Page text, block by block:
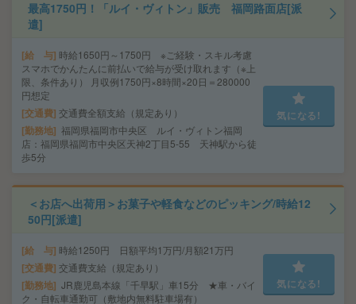
最高1750円！「ルイ・ヴィトン」販売 福岡路面店[派
遣]
給 与 時給1650円～1750円 ※ご経験・スキル考慮
スマホでかんたんに前払いで給与が受け取れます（※上
限、条件あり） 月収例1750円×8時間×20日＝280000
円想定
交通費 交通費全額支給（規定あり）
勤務地 福岡県福岡市中央区 ルイ・ヴィトン福岡
店：福岡県福岡市中央区天神2丁目5-55 天神駅から徒
歩5分
気になる!
＜お店へ出荷用＞お菓子や軽食などのピッキング/時給12
50円[派遣]
給 与 時給1250円 日額平均1万円/月額21万円
交通費 交通費支給（規定あり）
勤務地 JR鹿児島本線「千早駅」車15分 ★車・バイ
ク・自転車通勤可（敷地内無料駐車場有）
気になる!